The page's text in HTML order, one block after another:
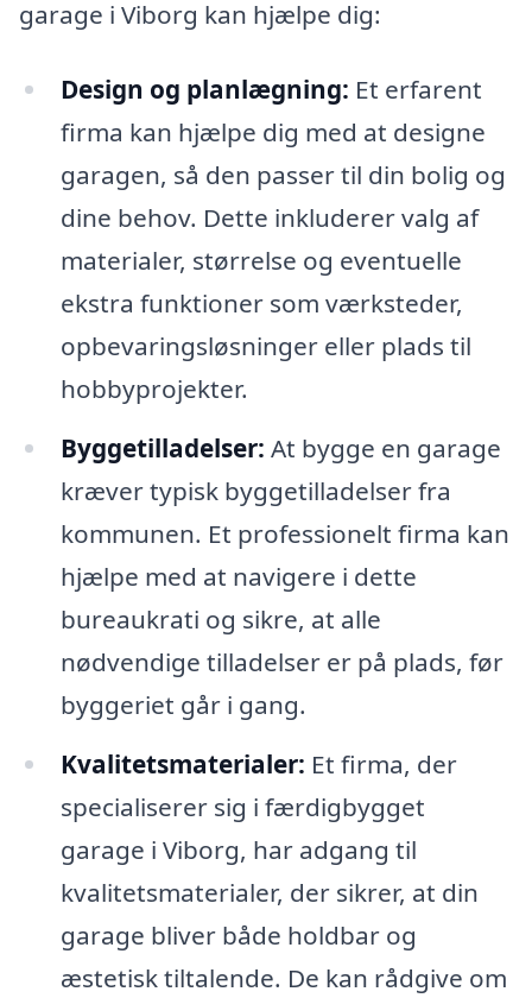
garage i Viborg kan hjælpe dig:
Design og planlægning: Et erfarent
firma kan hjælpe dig med at designe
garagen, så den passer til din bolig og
dine behov. Dette inkluderer valg af
materialer, størrelse og eventuelle
ekstra funktioner som værksteder,
opbevaringsløsninger eller plads til
hobbyprojekter.
Byggetilladelser: At bygge en garage
kræver typisk byggetilladelser fra
kommunen. Et professionelt firma kan
hjælpe med at navigere i dette
bureaukrati og sikre, at alle
nødvendige tilladelser er på plads, før
byggeriet går i gang.
Kvalitetsmaterialer: Et firma, der
specialiserer sig i færdigbygget
garage i Viborg, har adgang til
kvalitetsmaterialer, der sikrer, at din
garage bliver både holdbar og
æstetisk tiltalende. De kan rådgive om